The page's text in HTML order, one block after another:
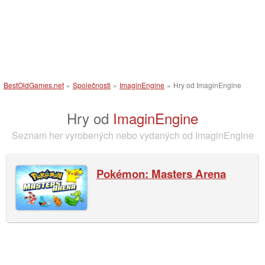
BestOldGames.net » Společnosti » ImaginEngine » Hry od ImaginEngine
Hry od ImaginEngine
Seznam her vyrobených nebo vydaných od ImaginEngine
Pokémon: Masters Arena